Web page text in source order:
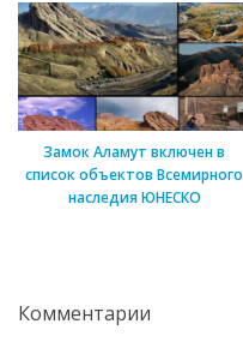
Замок Аламут включен в
список объектов Всемирного
наследия ЮНЕСКО
Комментарии